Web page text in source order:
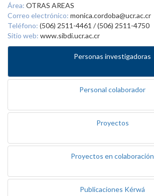
Área: OTRAS AREAS
Correo electrónico: monica.cordoba@ucr.ac.cr
Teléfono: (506) 2511-4461 / (506) 2511-4750
Sitio web: www.sibdi.ucr.ac.cr
Personas investigadoras
Personal colaborador
Proyectos
Proyectos en colaboración
Publicaciones Kérwá